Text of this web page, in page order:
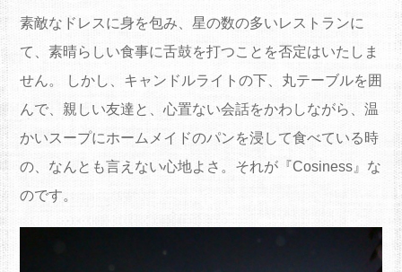
素敵なドレスに身を包み、星の数の多いレストランに
て、素晴らしい食事に舌鼓を打つことを否定はいたしま
せん。 しかし、キャンドルライトの下、丸テーブルを囲
んで、親しい友達と、心置ない会話をかわしながら、温
かいスープにホームメイドのパンを浸して食べている時
の、なんとも言えない心地よさ。それが『Cosiness』な
のです。